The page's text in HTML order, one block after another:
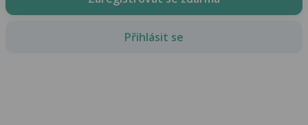
Přihlásit se